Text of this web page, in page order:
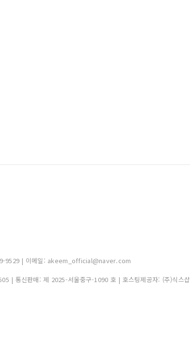
9529 | 이메일: akeem_official@naver.com
| 통신판매: 제 2025-서울중구-1090 호 | 호스팅제공자: (주)식스샵